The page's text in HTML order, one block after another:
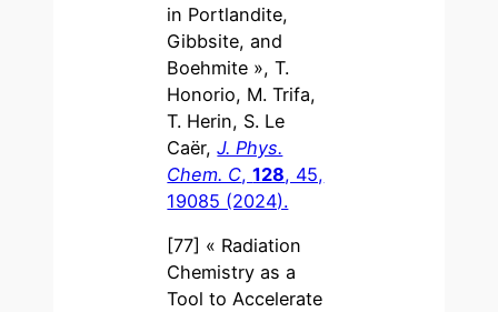
in Portlandite,
Gibbsite, and
Boehmite », T.
Honorio, M. Trifa,
T. Herin, S. Le
Caër,J. Phys.
Chem. C,128, 45,
19085 (2024).
[77] « Radiation
Chemistry as a
Tool to Accelerate